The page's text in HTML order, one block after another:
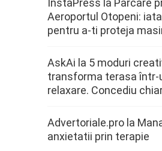
InstaPress la Parcare
Aeroportul Otopeni:
pentru a-ti proteja
AskAi la 5 moduri
transforma terasa într-
relaxare. Concediu
Advertoriale.pro la
anxietatii prin terapie